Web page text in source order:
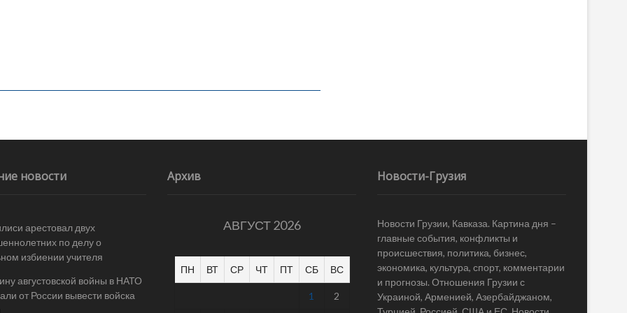
новости
арестовал двух
по делу о
избиении учителя
августовской войны в НАТО
от России вывести войска
Архив
АВГУСТ 2026
ПН ВТ СР ЧТ ПТ СБ ВС
1 2
Новости-Грузия
Новости Грузии, Кавказа. Картина дня –
главные события, конфликты и
происшествия, политика, бизнес,
экономика, культура, спорт, комментарии
и прогнозы. Отношения Грузии с
Украиной, Арменией, Азербайджаном,